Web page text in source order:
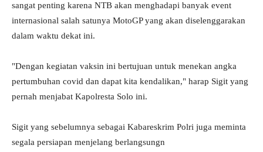
sangat penting karena NTB akan menghadapi banyak event
internasional salah satunya MotoGP yang akan diselenggarakan
dalam waktu dekat ini.
"Dengan kegiatan vaksin ini bertujuan untuk menekan angka
pertumbuhan covid dan dapat kita kendalikan," harap Sigit yang
pernah menjabat Kapolresta Solo ini.
Sigit yang sebelumnya sebagai Kabareskrim Polri juga meminta
segala persiapan menjelang berlangsungn